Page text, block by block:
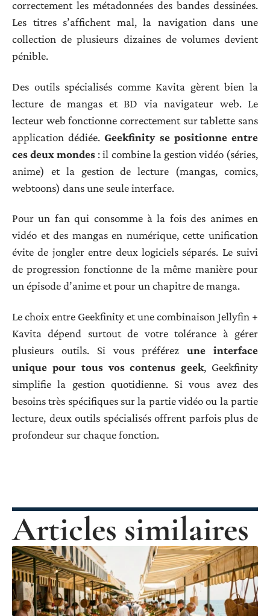
correctement les métadonnées des bandes dessinées.
Les titres s’affichent mal, la navigation dans une
collection de plusieurs dizaines de volumes devient
pénible.
Des outils spécialisés comme Kavita gèrent bien la
lecture de mangas et BD via navigateur web. Le
lecteur web fonctionne correctement sur tablette sans
application dédiée.Geekfinity se positionne entre
ces deux mondes : il combine la gestion vidéo (séries,
anime) et la gestion de lecture (mangas, comics,
webtoons) dans une seule interface.
Pour un fan qui consomme à la fois des animes en
vidéo et des mangas en numérique, cette unification
évite de jongler entre deux logiciels séparés. Le suivi
de progression fonctionne de la même manière pour
un épisode d’anime et pour un chapitre de manga.
Le choix entre Geekfinity et une combinaison Jellyfin +
Kavita dépend surtout de votre tolérance à gérer
plusieurs outils. Si vous préférezune interface
unique pour tous vos contenus geek, Geekfinity
simplifie la gestion quotidienne. Si vous avez des
besoins très spécifiques sur la partie vidéo ou la partie
lecture, deux outils spécialisés offrent parfois plus de
profondeur sur chaque fonction.
Articles similaires